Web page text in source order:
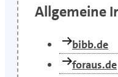
Allgemeine
bibb.de
foraus.de